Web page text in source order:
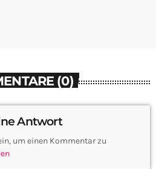
(0)
Antwort
um einen Kommentar zu